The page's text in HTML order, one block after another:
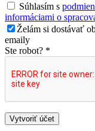
Súhlasím s
informáciami o
Želám si dostávať
emaily
Ste robot? *
Vytvoriť účet